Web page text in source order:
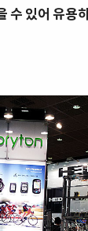
수 있어 유용